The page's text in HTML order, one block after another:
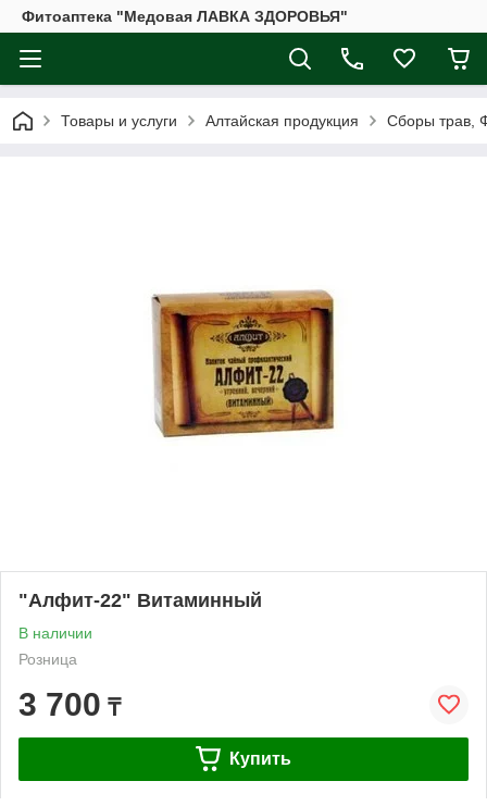
Фитоаптека "Медовая ЛАВКА ЗДОРОВЬЯ"
Товары и услуги Алтайская продукция Сборы трав,
"Алфит-22" Витаминный
В наличии
Розница
3 700 ₸
Купить